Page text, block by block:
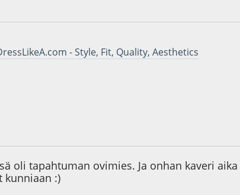
- Style, Fit, Quality, Aesthetics
oli tapahtuman ovimies. Ja onhan kaveri
kunniaan :)